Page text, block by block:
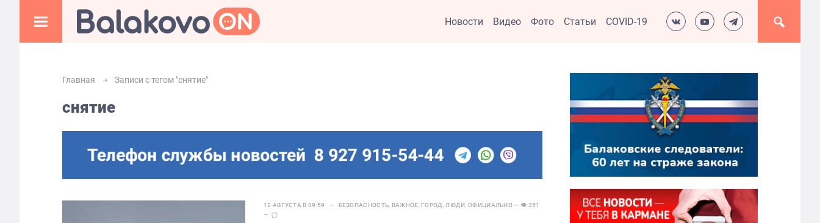
Новости Видео Фото Статьи COVID-19
Главная Записи с тегом "снятие"
снятие
12 АВГУСТА В 09:59 — БЕЗОПАСНОСТЬ ВАЖНОЕ ГОРОД ЛЮДИ ,ОФИЦИАЛЬНО— 👁 351
—